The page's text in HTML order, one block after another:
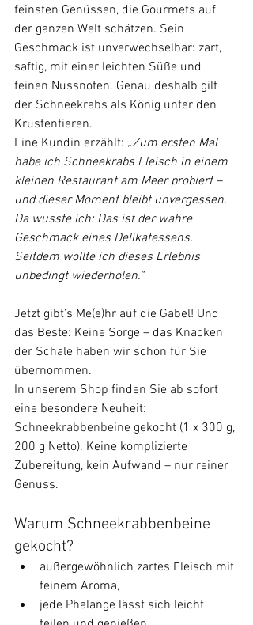
feinsten Genüssen, die Gourmets auf
der ganzen Welt schätzen. Sein
Geschmack ist unverwechselbar: zart,
saftig, mit einer leichten Süße und
feinen Nussnoten. Genau deshalb gilt
der Schneekrabs als König unter den
Krustentieren.
Eine Kundin erzählt: „Zum ersten Mal
habe ich Schneekrabs Fleisch in einem
kleinen Restaurant am Meer probiert –
und dieser Moment bleibt unvergessen.
Da wusste ich: Das ist der wahre
Geschmack eines Delikatessens.
Seitdem wollte ich dieses Erlebnis
unbedingt wiederholen.“
Jetzt gibt’s Me(e)hr auf die Gabel! Und
das Beste: Keine Sorge – das Knacken
der Schale haben wir schon für Sie
übernommen.
In unserem Shop finden Sie ab sofort
eine besondere Neuheit:
Schneekrabbenbeine gekocht (1 x 300 g,
200 g Netto). Keine komplizierte
Zubereitung, kein Aufwand – nur reiner
Genuss.
Warum Schneekrabbenbeine
gekocht?
außergewöhnlich zartes Fleisch mit
feinem Aroma,
jede Phalange lässt sich leicht